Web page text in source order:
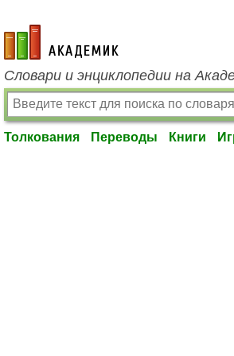
academic.ru
Словари и энциклопедии на
Толкования Переводы Книги